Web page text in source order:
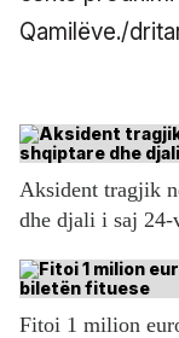
Qamilëve./
Aksident tragjik
dhe djali i saj 24-
Fitoi 1 milion